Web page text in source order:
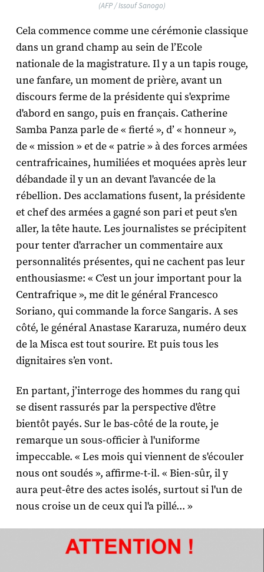
(AFP / Issouf Sanogo)
Cela commence comme une cérémonie classique
dans un grand champ au sein de l’Ecole
nationale de la magistrature. Il y a un tapis rouge,
une fanfare, un moment de prière, avant un
discours ferme de la présidente qui s'exprime
d'abord en sango, puis en français. Catherine
Samba Panza parle de « fierté », d’ « honneur »,
de « mission » et de « patrie » à des forces armées
centrafricaines, humiliées et moquées après leur
débandade il y un an devant l'avancée de la
rébellion. Des acclamations fusent, la présidente
et chef des armées a gagné son pari et peut s'en
aller, la tête haute. Les journalistes se précipitent
pour tenter d'arracher un commentaire aux
personnalités présentes, qui ne cachent pas leur
enthousiasme: « C’est un jour important pour la
Centrafrique », me dit le général Francesco
Soriano, qui commande la force Sangaris. A ses
côté, le général Anastase Kararuza, numéro deux
de la Misca est tout sourire. Et puis tous les
dignitaires s’en vont.
En partant, j’interroge des hommes du rang qui
se disent rassurés par la perspective d'être
bientôt payés. Sur le bas-côté de la route, je
remarque un sous-officier à l'uniforme
impeccable. « Les mois qui viennent de s'écouler
nous ont soudés », affirme-t-il. « Bien-sûr, il y
aura peut-être des actes isolés, surtout si l'un de
nous croise un de ceux qui l'a pillé... »